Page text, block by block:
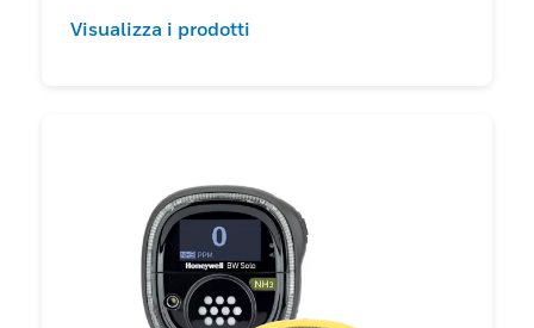
Visualizza i prodotti